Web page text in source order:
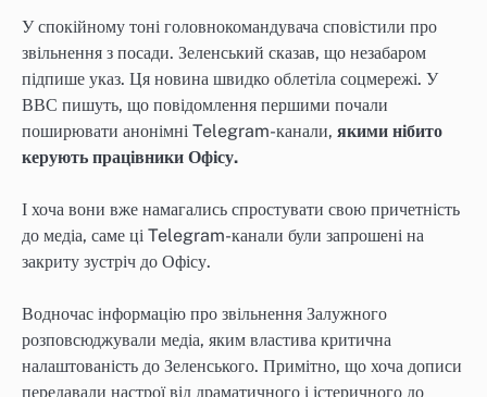
У спокійному тоні головнокомандувача сповістили про
звільнення з посади. Зеленський сказав, що незабаром
підпише указ. Ця новина швидко облетіла соцмережі. У
ВВС пишуть, що повідомлення першими почали
поширювати анонімні Telegram-канали, якими нібито
керують працівники Офісу.
І хоча вони вже намагались спростувати свою причетність
до медіа, саме ці Telegram-канали були запрошені на
закриту зустріч до Офісу.
Водночас інформацію про звільнення Залужного
розповсюджували медіа, яким властива критична
налаштованість до Зеленського. Примітно, що хоча дописи
передавали настрої від драматичного і істеричного до